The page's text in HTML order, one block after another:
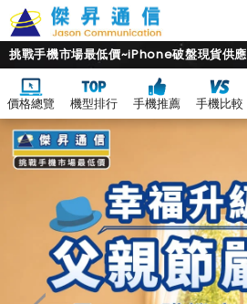
挑戰手機市場最低價~iPhone破盤現貨供應
價格總覽 機型排行 手機推薦 手機比較